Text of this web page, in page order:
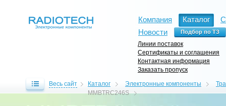
Компания Каталог
Новости
Линии поставок
Сертификаты и соглашения
Контактная информация
Заказать пропуск
Весь сайт Каталог Электронные компоненты
MMBTRC246S